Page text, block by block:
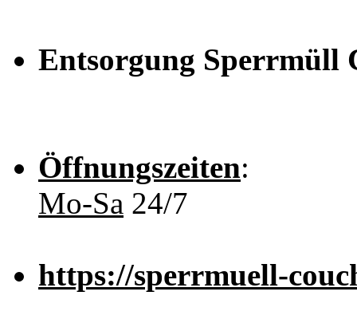
Entsorgung Sperrmüll
Öffnungszeiten:
Mo-Sa 24/7
https://sperrmuell-